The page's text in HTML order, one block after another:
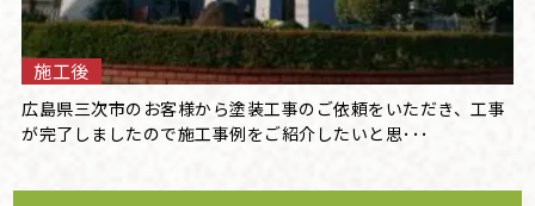
施工後
広島県三次市のお客様から塗装工事のご依頼をいただき、工事
が完了しましたので施工事例をご紹介したいと思･･･